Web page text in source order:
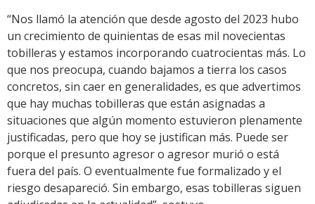
“Nos llamó la atención que desde agosto del 2023 hubo
un crecimiento de quinientas de esas mil novecientas
tobilleras y estamos incorporando cuatrocientas más. Lo
que nos preocupa, cuando bajamos a tierra los casos
concretos, sin caer en generalidades, es que advertimos
que hay muchas tobilleras que están asignadas a
situaciones que algún momento estuvieron plenamente
justificadas, pero que hoy se justifican más. Puede ser
porque el presunto agresor o agresor murió o está
fuera del país. O eventualmente fue formalizado y el
riesgo desapareció. Sin embargo, esas tobilleras siguen